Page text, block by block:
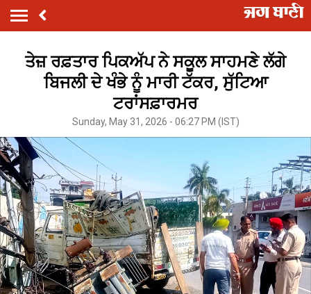
ਤੇਜ਼ ਰਫ਼ਤਾਰ ਪਿਕਅੱਪ ਨੇ ਸਕੂਲ ਸਾਹਮਣੇ ਲੱਗੇ
ਬਿਜਲੀ ਦੇ ਖੰਭੇ ਨੂੰ ਮਾਰੀ ਟੱਕਰ, ਸੁੱਟਿਆ
ਟਰਾਂਸਫ਼ਾਰਮਰ
Sunday, May 31, 2026 - 06:27 PM (IST)